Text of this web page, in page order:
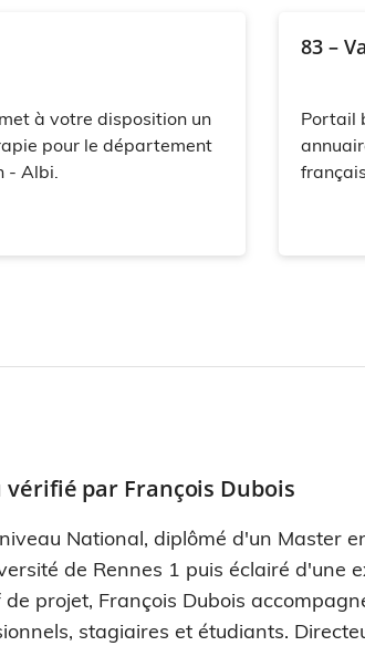
à votre disposition un
pour le département
- Albi.
83 –
Portail
vérifié par François Dubois
National, diplômé d'un Master
de Rennes 1 puis éclairé d'une
projet, François Dubois
stagiaires et étudiants.